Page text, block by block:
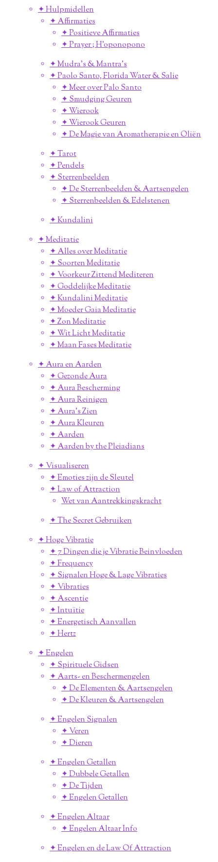
✦ Hulpmidellen
✦ Affirmaties
✦ Positieve Affirmaties
✦ Prayer ; H'oponopono
✦ Mudra's & Mantra's
✦ Paolo Santo, Florida Water & Salie
✦ Meer over Palo Santo
✦ Smudging Geuren
✦ Wierook
✦ Wierook Geuren
✦ De Magie van Aromatherapie en Oliën
✦ Tarot
✦ Pendels
✦ Sterrenbeelden
✦ De Sterrenbeelden & Aartsengelen
✦ Sterrenbeelden & Edelstenen
✦ Kundalini
✦ Meditatie
✦ Alles over Meditatie
✦ Soorten Meditatie
✦ Voorkeur Zittend Mediteren
✦ Goddelijke Meditatie
✦ Kundalini Meditatie
✦ Moeder Gaia Meditatie
✦ Zon Meditatie
✦ Wit Licht Meditatie
✦ Maan Fases Meditatie
✦ Aura en Aarden
✦ Gezonde Aura
✦ Aura Bescherming
✦ Aura Reinigen
✦ Aura's Zien
✦ Aura Kleuren
✦ Aarden
✦ Aarden by the Pleiadians
✦ Visualiseren
✦ Emoties zijn de Sleutel
✦ Law of Attraction
Wet van Aantrekkingskracht
✦ The Secret Gebruiken
✦ Hoge Vibratie
✦ 7 Dingen die je Vibratie Beinvloeden
✦ Frequency
✦ Signalen Hoge & Lage Vibraties
✦ Vibraties
✦ Ascentie
✦ Intuïtie
✦ Energetisch Aanvallen
✦ Hertz
✦ Engelen
✦ Spirituele Gidsen
✦ Aarts- en Beschermengelen
✦ De Elementen & Aartsengelen
✦ De Kleuren & Aartsengelen
✦ Engelen Signalen
✦ Veren
✦ Dieren
✦ Engelen Getallen
✦ Dubbele Getallen
✦ De Tijden
✦ Engelen Getallen
✦ Engelen Altaar
✦ Engelen Altaar Info
✦ Engelen en de Law Of Attraction